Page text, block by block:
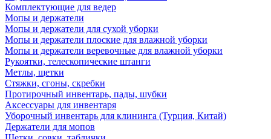
Комплектующие для ведер
Мопы и держатели
Мопы и держатели для сухой уборки
Мопы и держатели плоские для влажной уборки
Мопы и держатели веревочные для влажной уборки
Рукоятки, телескопические штанги
Метлы, щетки
Стяжки, сгоны, скребки
Протирочный инвентарь, пады, шубки
Аксессуары для инвентаря
Уборочный инвентарь для клининга (Турция, Китай)
Держатели для мопов